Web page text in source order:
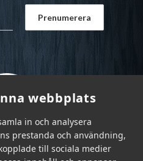
webbplats
in och analysera
prestanda och användning,
till sociala medier